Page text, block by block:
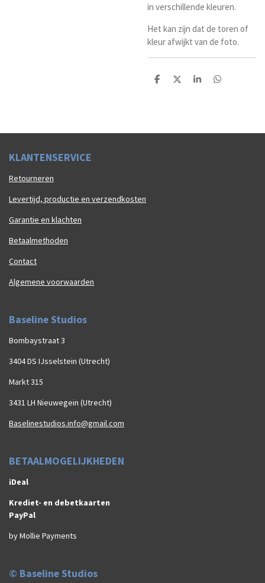
in verschillende kleuren.
Het kan zijn dat de toren of
kleur afwijkt van de foto.
D
D
S
D
KLANTENSERVICE
Retourneren
Levertijd, productie en verzendkosten
Garantie en klachten
Betaalmethoden
Contact
Algemene voorwaarden
Baseline Studios
Bombaystraat 3
3404 DS IJsselstein (Utrecht)
Markt 315
3431 LH Nieuwegein (Utrecht)
Baselinestudios.info@gmail.com
BETAALMOGELIJKHEDEN
iDeal
Krediet- en debetkaarten
PayPal
by Mollie Payments
© Baseline Studios